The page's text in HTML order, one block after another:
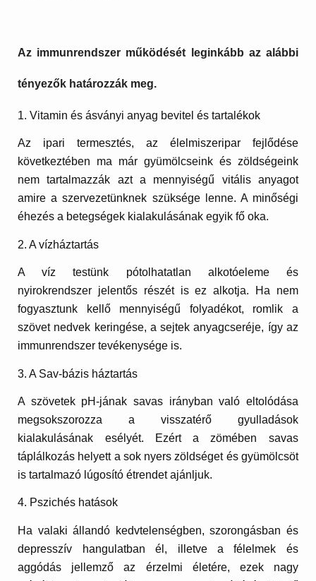
Az immunrendszer működését leginkább az alábbi
tényezők határozzák meg.
1. Vitamin és ásványi anyag bevitel és tartalékok
Az ipari termesztés, az élelmiszeripar fejlődése
következtében ma már gyümölcseink és zöldségeink
nem tartalmazzák azt a mennyiségű vitális anyagot
amire a szervezetünknek szüksége lenne. A minőségi
éhezés a betegségek kialakulásának egyik fő oka.
2. A vízháztartás
A víz testünk pótolhatatlan alkotóeleme és
nyirokrendszer jelentős részét is ez alkotja. Ha nem
fogyasztunk kellő mennyiségű folyadékot, romlik a
szövet nedvek keringése, a sejtek anyagcseréje, így az
immunrendszer tevékenysége is.
3. A Sav-bázis háztartás
A szövetek pH-jának savas irányban való eltolódása
megsokszorozza a visszatérő gyulladások
kialakulásának esélyét. Ezért a zömében savas
táplálkozás helyett a sok nyers zöldséget és gyümölcsöt
is tartalmazó lúgosító étrendet ajánljuk.
4. Pszichés hatások
Ha valaki állandó kedvtelenségben, szorongásban és
depresszív hangulatban él, illetve a félelmek és
aggódás jellemző az érzelmi életére, ezek nagy